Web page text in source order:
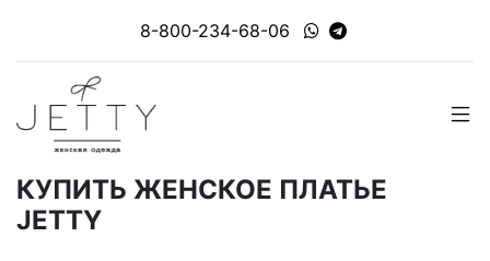
8-800-234-68-06
КУПИТЬ ЖЕНСКОЕ ПЛАТЬЕ
JETTY